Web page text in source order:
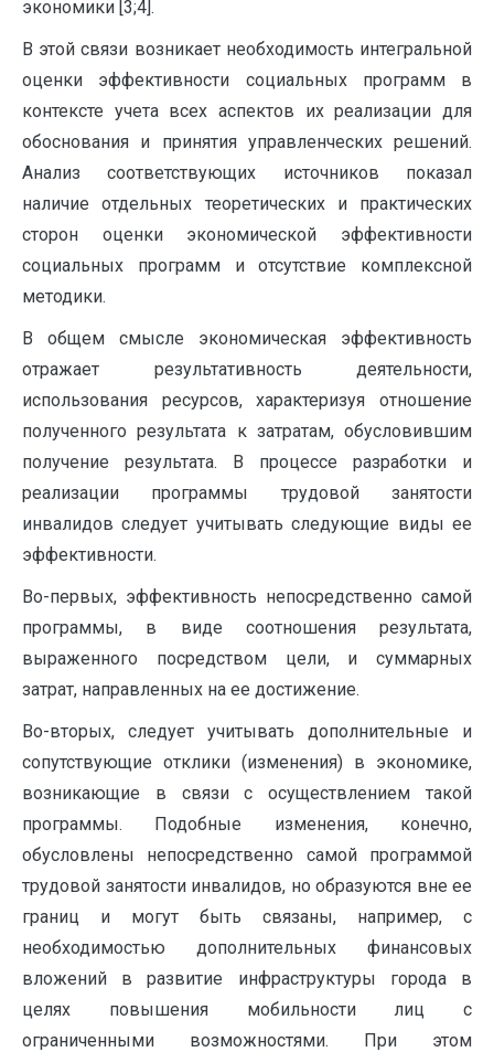
экономики [3;4].
В этой связи возникает необходимость интегральной
оценки эффективности социальных программ в
контексте учета всех аспектов их реализации для
обоснования и принятия управленческих решений.
Анализ соответствующих источников показал
наличие отдельных теоретических и практических
сторон оценки экономической эффективности
социальных программ и отсутствие комплексной
методики.
В общем смысле экономическая эффективность
отражает результативность деятельности,
использования ресурсов, характеризуя отношение
полученного результата к затратам, обусловившим
получение результата. В процессе разработки и
реализации программы трудовой занятости
инвалидов следует учитывать следующие виды ее
эффективности.
Во-первых, эффективность непосредственно самой
программы, в виде соотношения результата,
выраженного посредством цели, и суммарных
затрат, направленных на ее достижение.
Во-вторых, следует учитывать дополнительные и
сопутствующие отклики (изменения) в экономике,
возникающие в связи с осуществлением такой
программы. Подобные изменения, конечно,
обусловлены непосредственно самой программой
трудовой занятости инвалидов, но образуются вне ее
границ и могут быть связаны, например, с
необходимостью дополнительных финансовых
вложений в развитие инфраструктуры города в
целях повышения мобильности лиц с
ограниченными возможностями. При этом